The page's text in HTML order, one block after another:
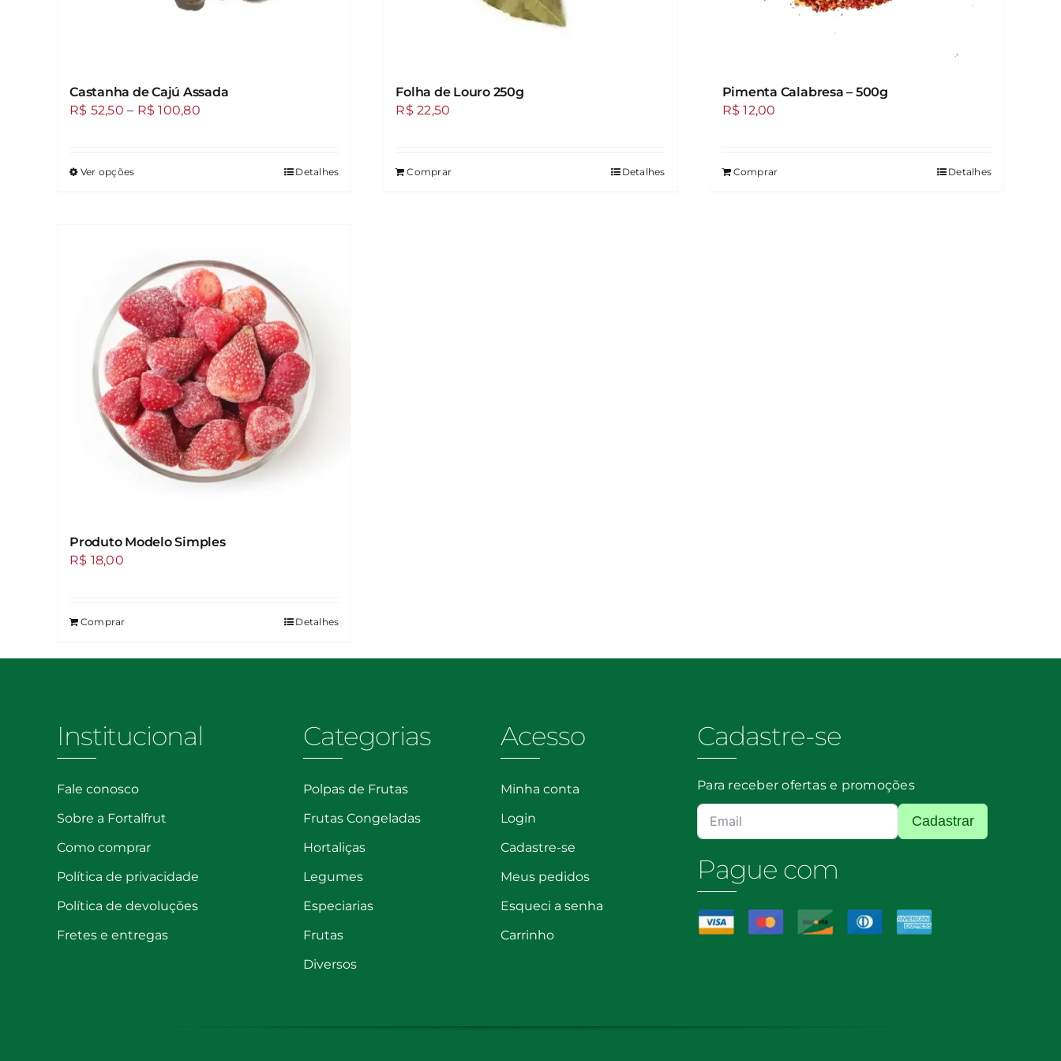
Castanha de Cajú Assada
R$ 52,50 – R$ 100,80Faixa
Ver opçõesEste
variantes.
As
opções
podem
ser
escolhidas
na
página
do
produto
Detalhes
Folha de Louro 250g
R$ 22,50
Comprar Detalhes
Pimenta Calabresa – 500g
R$ 12,00
Comprar Detalhes
Produto Modelo Simples
R$ 18,00
Comprar Detalhes
Institucional
Fale conosco
Sobre a Fortalfrut
Como comprar
Política de privacidade
Política de devoluções
Fretes e entregas
Categorias
Polpas de Frutas
Frutas Congeladas
Hortaliças
Legumes
Especiarias
Frutas
Diversos
Acesso
Minha conta
Login
Cadastre-se
Meus pedidos
Esqueci a senha
Carrinho
Cadastre-se
Para receber ofertas e promoções
Cadastrar
Pague com